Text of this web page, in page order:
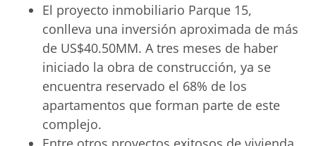
El proyecto inmobiliario Parque 15,
conlleva una inversión aproximada de más
de US$40.50MM. A tres meses de haber
iniciado la obra de construcción, ya se
encuentra reservado el 68% de los
apartamentos que forman parte de este
complejo.